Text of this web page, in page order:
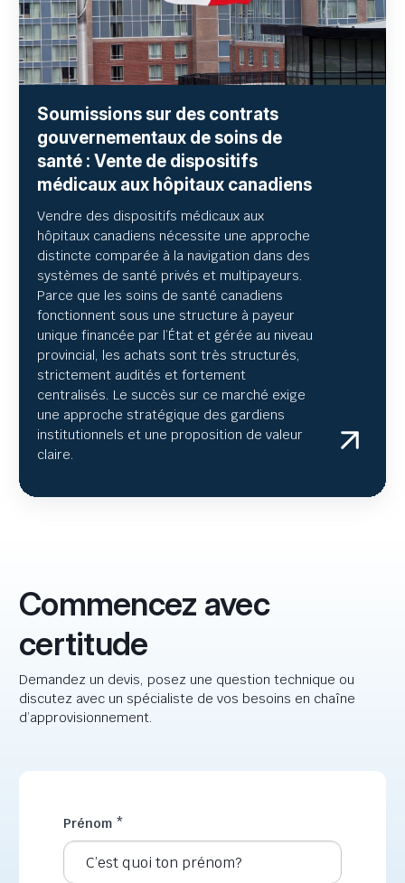
Soumissions sur des contrats
gouvernementaux de soins de
santé : Vente de dispositifs
médicaux aux hôpitaux canadiens
Vendre des dispositifs médicaux aux
hôpitaux canadiens nécessite une approche
distincte comparée à la navigation dans des
systèmes de santé privés et multipayeurs.
Parce que les soins de santé canadiens
fonctionnent sous une structure à payeur
unique financée par l’État et gérée au niveau
provincial, les achats sont très structurés,
strictement audités et fortement
centralisés. Le succès sur ce marché exige
une approche stratégique des gardiens
institutionnels et une proposition de valeur
claire.
Commencez avec
certitude
Demandez un devis, posez une question technique ou
discutez avec un spécialiste de vos besoins en chaîne
d’approvisionnement.
Prénom *